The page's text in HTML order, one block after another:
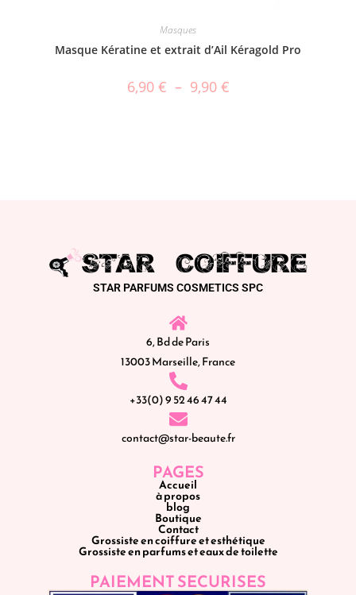
Masques
Masque Kératine et extrait d’Ail Kéragold Pro
6,90 € – 9,90 €
STAR PARFUMS COSMETICS SPC
6, Bd de Paris
13003 Marseille, France
+33(0) 9 52 46 47 44
contact@star-beaute.fr
PAGES
Accueil
à propos
blog
Boutique
Contact
Grossiste en coiffure et esthétique
Grossiste en parfums et eaux de toilette
PAIEMENT SECURISES